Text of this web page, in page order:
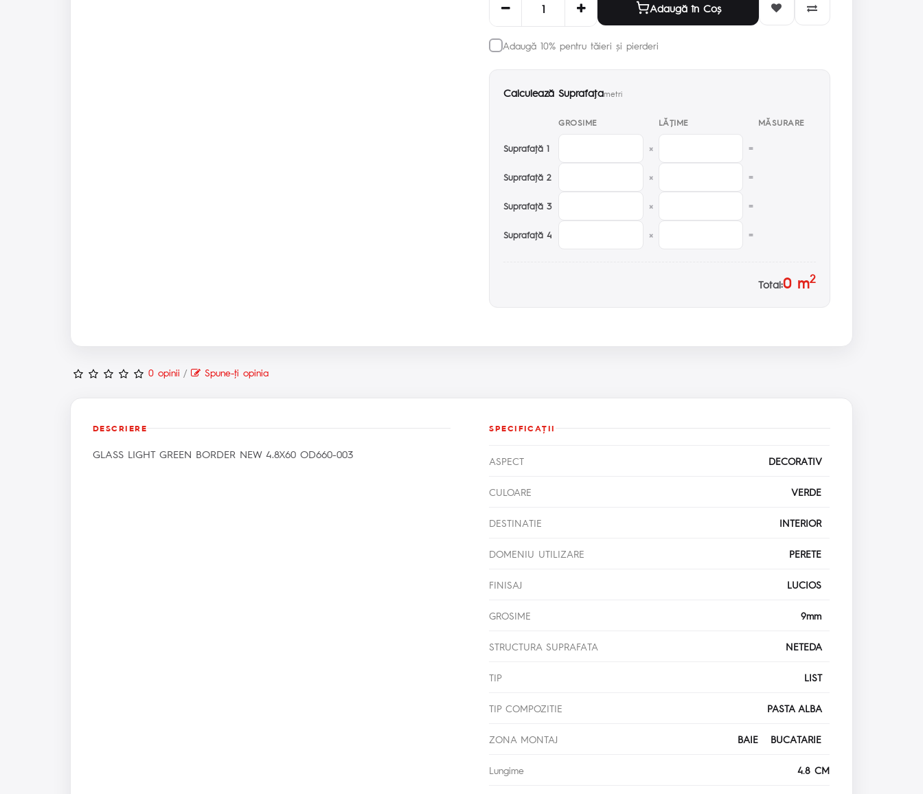
Adaugă în Coş
Adaugă 10% pentru tăieri și pierderi
Calculează Suprafaţametri
GROSIME LĂŢIME MĂSURARE
Suprafaţă 1 × =
Suprafaţă 2 × =
Suprafaţă 3 × =
Suprafaţă 4 × =
Total:0m2
0 opinii / Spune-ţi opinia
DESCRIERE
GLASS LIGHT GREEN BORDER NEW 4.8X60 OD660-003
SPECIFICAŢII
ASPECT DECORATIV
CULOARE VERDE
DESTINATIE INTERIOR
DOMENIU UTILIZARE PERETE
FINISAJ LUCIOS
GROSIME 9mm
STRUCTURA SUPRAFATA NETEDA
TIP LIST
TIP COMPOZITIE PASTA ALBA
ZONA MONTAJ BAIE BUCATARIE
Lungime 4.8 CM